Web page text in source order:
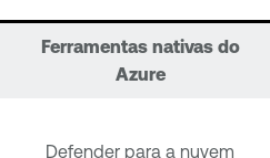
Ferramentas nativas do
Azure
Defender para a nuvem